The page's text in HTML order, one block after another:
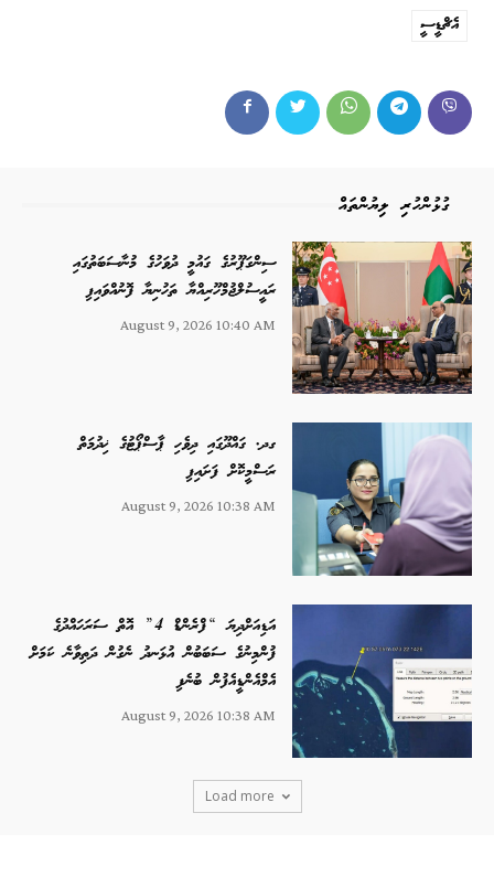
އެޗްޑީސީ
ގުޅުންހުރި ލިޔުންތައް
ސިންގަޕޫރުގެ ގައުމީ ދުވަހުގެ މުނާސަބަތުގައި
ރައީސުލްޖުމްހޫރިއްޔާ ތަހުނިޔާ ފޮނުއްވައިފި
August 9, 2026 10:40 AM
ގދ. ގައްދޫގައި ދިވެހި ޕާސްޕޯޓުގެ ޚިދުމަތް
ރަސްމީކޮށް ފަށައިފި
August 9, 2026 10:38 AM
އަޑިއަށްދިޔަ “ފްރެންޑް 4” އޮތް ސަރަހައްދުގެ
ފުންމިނުގެ ސަބަބުން އުޅަނދު ނެގުން ދަތިވާނެ ކަމަށް
އެމްއެންޑީއެފުން ބުނެފި
August 9, 2026 10:38 AM
Load more